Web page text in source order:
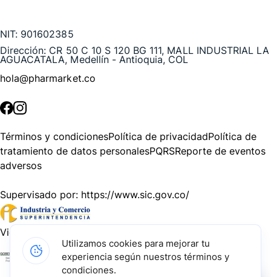
NIT: 901602385
Dirección: CR 50 C 10 S 120 BG 111, MALL INDUSTRIAL LA
AGUACATALA, Medellín - Antioquia, COL
hola@pharmarket.co
Términos y condicionesPolítica de privacidadPolítica de
tratamiento de datos personalesPQRSReporte de eventos
adversos
Supervisado por: https://www.sic.gov.co/
Vigilado por:
Gracias a nuestros impulsadores, podemos presentarte la
Utilizamos cookies para mejorar tu
experiencia según nuestros términos y
condiciones.